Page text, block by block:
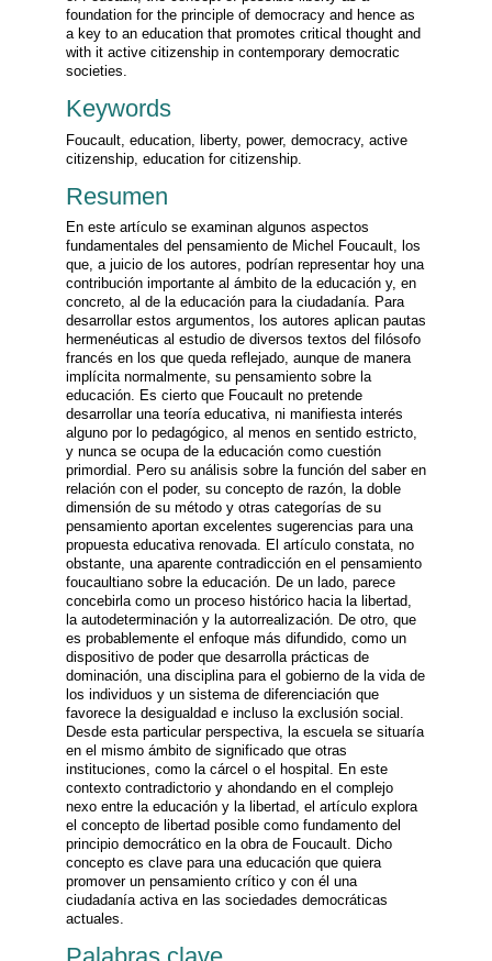
foundation for the principle of democracy and hence as
a key to an education that promotes critical thought and
with it active citizenship in contemporary democratic
societies.
Keywords
Foucault, education, liberty, power, democracy, active
citizenship, education for citizenship.
Resumen
En este artículo se examinan algunos aspectos
fundamentales del pensamiento de Michel Foucault, los
que, a juicio de los autores, podrían representar hoy una
contribución importante al ámbito de la educación y, en
concreto, al de la educación para la ciudadanía. Para
desarrollar estos argumentos, los autores aplican pautas
hermenéuticas al estudio de diversos textos del filósofo
francés en los que queda reflejado, aunque de manera
implícita normalmente, su pensamiento sobre la
educación. Es cierto que Foucault no pretende
desarrollar una teoría educativa, ni manifiesta interés
alguno por lo pedagógico, al menos en sentido estricto,
y nunca se ocupa de la educación como cuestión
primordial. Pero su análisis sobre la función del saber en
relación con el poder, su concepto de razón, la doble
dimensión de su método y otras categorías de su
pensamiento aportan excelentes sugerencias para una
propuesta educativa renovada. El artículo constata, no
obstante, una aparente contradicción en el pensamiento
foucaultiano sobre la educación. De un lado, parece
concebirla como un proceso histórico hacia la libertad,
la autodeterminación y la autorrealización. De otro, que
es probablemente el enfoque más difundido, como un
dispositivo de poder que desarrolla prácticas de
dominación, una disciplina para el gobierno de la vida de
los individuos y un sistema de diferenciación que
favorece la desigualdad e incluso la exclusión social.
Desde esta particular perspectiva, la escuela se situaría
en el mismo ámbito de significado que otras
instituciones, como la cárcel o el hospital. En este
contexto contradictorio y ahondando en el complejo
nexo entre la educación y la libertad, el artículo explora
el concepto de libertad posible como fundamento del
principio democrático en la obra de Foucault. Dicho
concepto es clave para una educación que quiera
promover un pensamiento crítico y con él una
ciudadanía activa en las sociedades democráticas
actuales.